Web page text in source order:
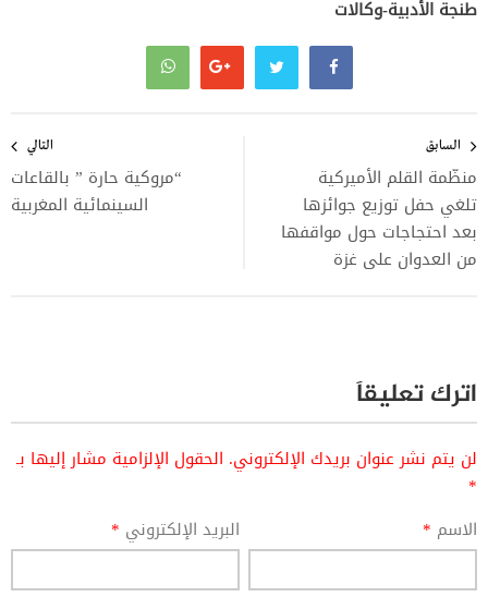
طنجة الأدبية-وكالات
المقالات
السابق
منظّمة القلم الأميركية
تلغي حفل توزيع جوائزها
بعد احتجاجات حول مواقفها
من العدوان على غزة
التالي
“مروكية حارة ” بالقاعات
السينمائية المغربية
اترك تعليقاً
لن يتم نشر عنوان بريدك الإلكتروني. الحقول الإلزامية مشار إليها بـ
*
الاسم * البريد الإلكتروني *